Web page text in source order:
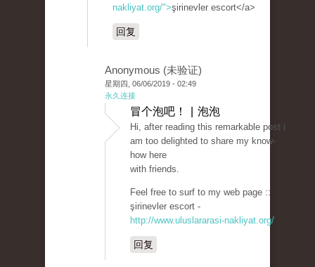
nakliyat.org/">şirinevler escort</a>
回复
Anonymous (未验证)
星期四, 06/06/2019 - 02:49
永久连接
冒个泡吧！ | 泡泡
Hi, after reading this remarkable post i
am too delighted to share my know-
how here
with friends.
Feel free to surf to my web page ::
şirinevler escort -
http://www.uluslararasi-nakliyat.org/
回复